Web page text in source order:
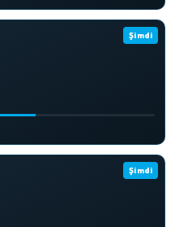
Şimdi
Şimdi